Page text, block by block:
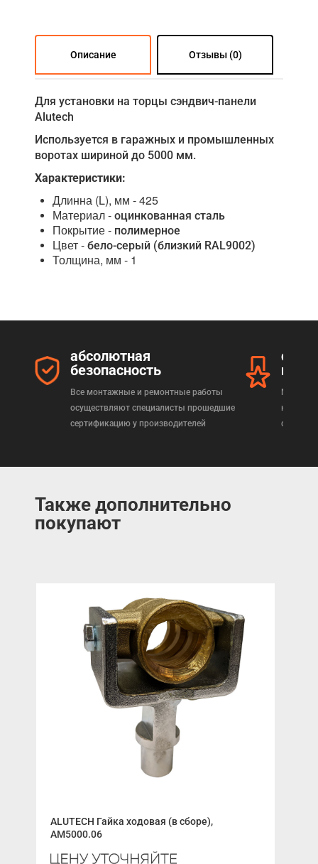
Описание Отзывы (0)
Для установки на торцы сэндвич-панели
Alutech
Используется в гаражных и промышленных
воротах шириной до 5000 мм.
Характеристики:
Длинна (L), мм - 425
Материал - оцинкованная сталь
Покрытие - полимерное
Цвет - бело-серый (близкий RAL9002)
Толщина, мм - 1
абсолютная
безопасность
Все монтажные и ремонтные работы
осуществляют специалисты прошедшие
сертификацию у производителей
Мы
Также дополнительно
покупают
ALUTECH Гайка ходовая (в сборе),
AM5000.06